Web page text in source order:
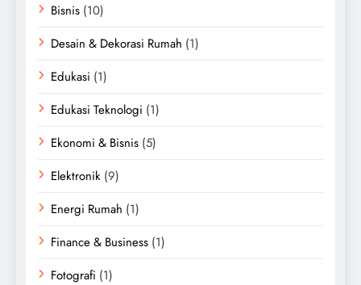
Bisnis (10)
Desain & Dekorasi Rumah (1)
Edukasi (1)
Edukasi Teknologi (1)
Ekonomi & Bisnis (5)
Elektronik (9)
Energi Rumah (1)
Finance & Business (1)
Fotografi (1)